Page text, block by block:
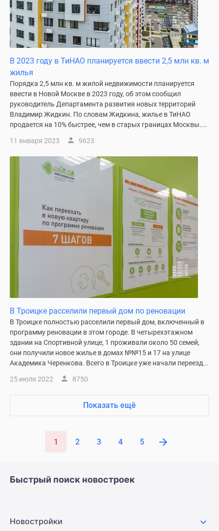
В 2023 году в ТиНАО планируется ввести 2,5 млн кв. м
жилья
Порядка 2,5 млн кв. м жилой недвижимости планируется
ввести в Новой Москве в 2023 году, об этом сообщил
руководитель Департамента развития новых территорий
Владимир Жидкин. По словам Жидкина, жилье в ТиНАО
продается на 10% быстрее, чем в старых границах Москвы....
11 января 2023 9623
В Троицке расселили первый дом по реновации
В Троицке полностью расселили первый дом, включенный в
программу реновации в этом городе. В четырехэтажном
здании на Спортивной улице, 1 проживали около 50 семей,
они получили новое жилье в домах №№15 и 17 на улице
Академика Черенкова. Всего в Троицке уже начали переезд...
25 июля 2022 8750
Показать ещё
1 2 3 4 5
Быстрый поиск новостроек
Новостройки